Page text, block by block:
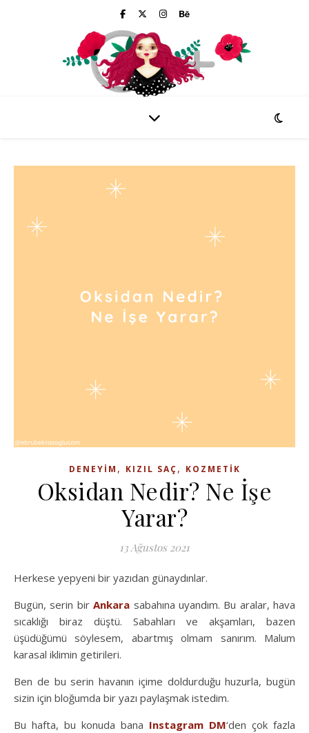
DENEYIM , KIZIL SAÇ, KOZMETIK
Oksidan Nedir? Ne İşe
Yarar?
13 Ağustos 2021
Herkese yepyeni bir yazıdan günaydınlar.
Bugün, serin birAnkara sabahına uyandım. Bu aralar, hava
sıcaklığı biraz düştü. Sabahları ve akşamları, bazen
üşüdüğümü söylesem, abartmış olmam sanırım. Malum
karasal iklimin getirileri.
Ben de bu serin havanın içime doldurduğu huzurla, bugün
sizin için bloğumda bir yazı paylaşmak istedim.
Bu hafta, bu konuda bana Instagram DM‘den çok fazla